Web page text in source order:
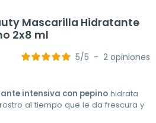
Mascarilla Hidratante
2x8 ml
5/5 - 2 opiniones
intensiva con pepino hidrata
al tiempo que le da frescura y